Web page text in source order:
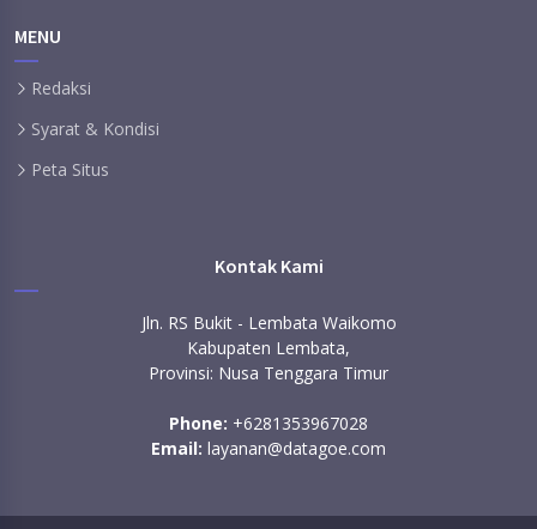
MENU
Redaksi
Syarat & Kondisi
Peta Situs
Kontak Kami
Jln. RS Bukit - Lembata Waikomo
Kabupaten Lembata,
Provinsi: Nusa Tenggara Timur
Phone: +6281353967028
Email: layanan@datagoe.com